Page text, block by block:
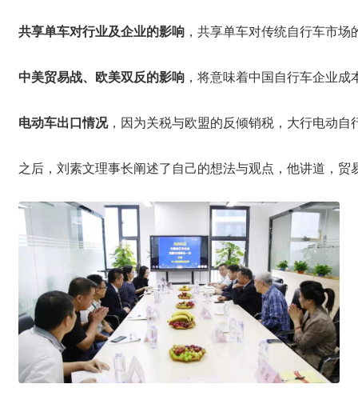
共享单车对行业及企业的影响 ，共享单车对传统自行车市
中美贸易战、欧美双反的影响 ，将意味着中国自行车企业
电动车出口情况，因为关税与欧盟的反倾销税，大行电动
之后，刘素文理事长阐述了自己的想法与观点，他讲道，